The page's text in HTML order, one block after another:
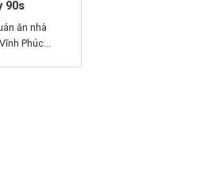
90s
ăn nhà
Phúc...